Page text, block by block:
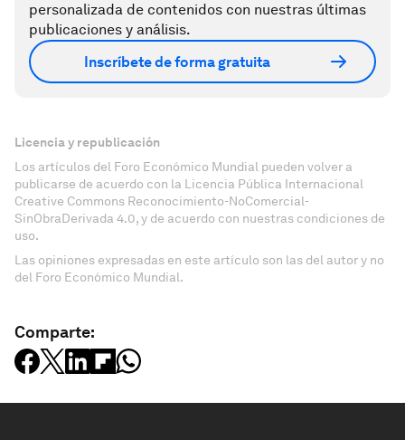
personalizada de contenidos con nuestras últimas
publicaciones y análisis.
Inscríbete de forma gratuita
Licencia y republicación
Los artículos del Foro Económico Mundial pueden volver a
publicarse de acuerdo con la Licencia Pública Internacional
Creative Commons Reconocimiento-NoComercial-
SinObraDerivada 4.0, y de acuerdo con nuestras condiciones de
uso.
Las opiniones expresadas en este artículo son las del autor y no
del Foro Económico Mundial.
Comparte: